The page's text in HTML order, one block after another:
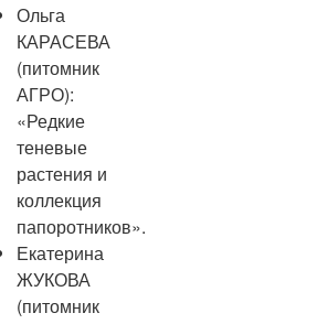
Ольга
КАРАСЕВА
(питомник
АГРО):
«Редкие
теневые
растения и
коллекция
папоротников».
Екатерина
ЖУКОВА
(питомник